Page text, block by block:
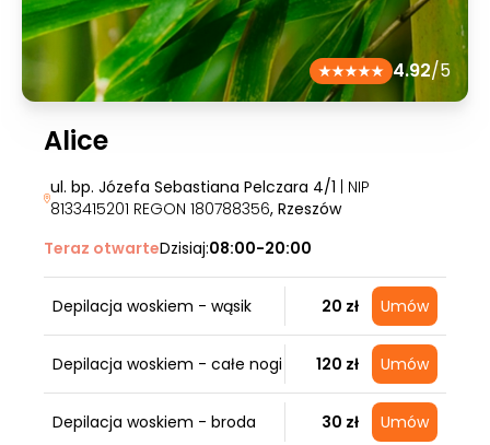
4.92/5
Alice
ul. bp. Józefa Sebastiana Pelczara 4/1 | NIP
8133415201 REGON 180788356, Rzeszów
Teraz otwarteDzisiaj:08:00-20:00
Depilacja woskiem - wąsik 20 zł Umów
Depilacja woskiem - całe nogi 120 zł Umów
Depilacja woskiem - broda 30 zł Umów